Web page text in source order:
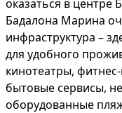
оказаться в центре
Бадалона Марина
инфраструктура –
для удобного
кинотеатры,
бытовые сервисы,
оборудованные